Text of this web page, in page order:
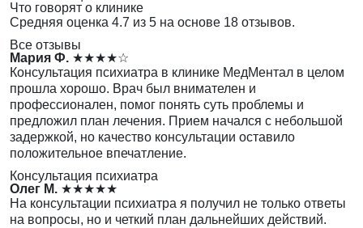
Что говорят о клинике
Средняя оценка 4.7 из 5 на основе 18 отзывов.
Все отзывы
Мария Ф. ★★★★☆
Консультация психиатра в клинике МедМентал в целом
прошла хорошо. Врач был внимателен и
профессионален, помог понять суть проблемы и
предложил план лечения. Прием начался с небольшой
задержкой, но качество консультации оставило
положительное впечатление.
Консультация психиатра
Олег М. ★★★★★
На консультации психиатра я получил не только ответы
на вопросы, но и четкий план дальнейших действий.